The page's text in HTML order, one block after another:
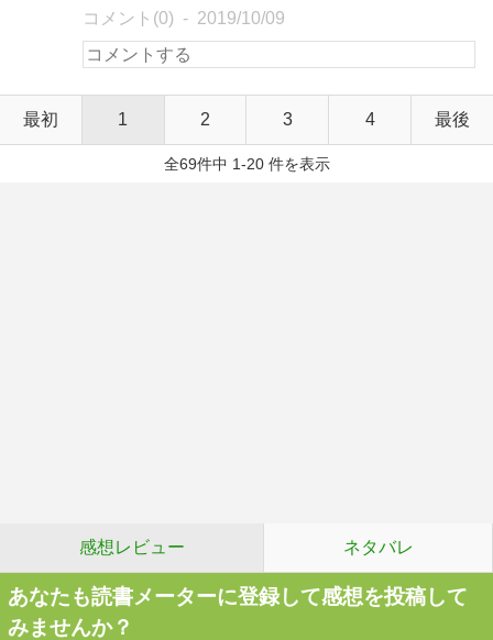
コメント(0) 2019/10/09
最初 1 2 3 4 最後
全69件中 1-20 件を表示
感想レビュー ネタバレ
あなたも読書メーターに登録して感想を投稿して
みませんか？